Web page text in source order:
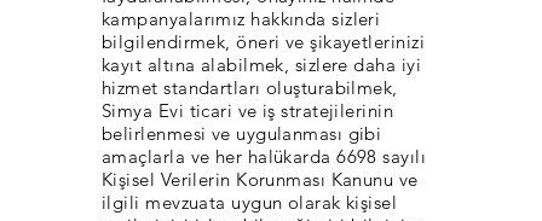
kampanyalarımız hakkında sizleri
bilgilendirmek, öneri ve şikayetlerinizi
kayıt altına alabilmek, sizlere daha iyi
hizmet standartları oluşturabilmek,
Simya Evi ticari ve iş stratejilerinin
belirlenmesi ve uygulanması gibi
amaçlarla ve her halükarda 6698 sayılı
Kişisel Verilerin Korunması Kanunu ve
ilgili mevzuata uygun olarak kişisel